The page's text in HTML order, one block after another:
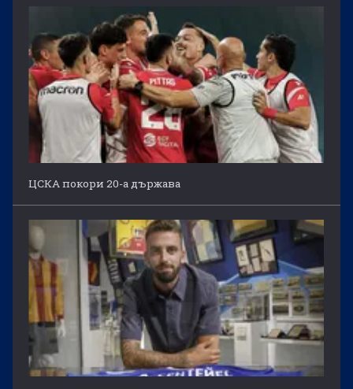
ЦСКА покори 20-а държава